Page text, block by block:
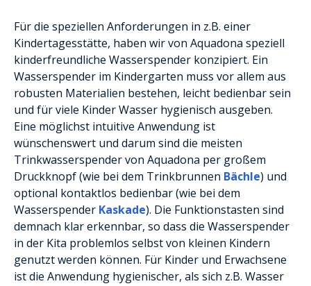
Für die speziellen Anforderungen in z.B. einer
Kindertagesstätte, haben wir von Aquadona speziell
kinderfreundliche Wasserspender konzipiert. Ein
Wasserspender im Kindergarten muss vor allem aus
robusten Materialien bestehen, leicht bedienbar sein
und für viele Kinder Wasser hygienisch ausgeben.
Eine möglichst intuitive Anwendung ist
wünschenswert und darum sind die meisten
Trinkwasserspender von Aquadona per großem
Druckknopf (wie bei dem Trinkbrunnen Bächle) und
optional kontaktlos bedienbar (wie bei dem
Wasserspender Kaskade). Die Funktionstasten sind
demnach klar erkennbar, so dass die Wasserspender
in der Kita problemlos selbst von kleinen Kindern
genutzt werden können. Für Kinder und Erwachsene
ist die Anwendung hygienischer, als sich z.B. Wasser